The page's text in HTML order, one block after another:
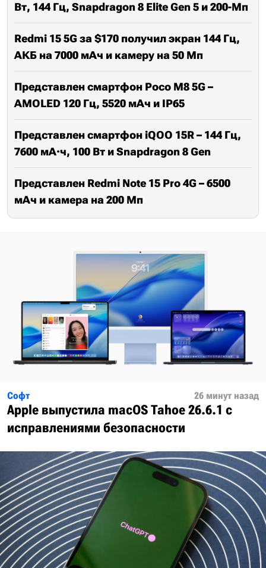
Вт, 144 Гц, Snapdragon 8 Elite Gen 5 и 200-Мп
Redmi 15 5G за $170 получил экран 144 Гц,
АКБ на 7000 мАч и камеру на 50 Мп
Представлен смартфон Poco M8 5G –
AMOLED 120 Гц, 5520 мАч и IP65
Представлен смартфон iQOO 15R – 144 Гц,
7600 мА·ч, 100 Вт и Snapdragon 8 Gen
Представлен Redmi Note 15 Pro 4G – 6500
мАч и камера на 200 Мп
Софт 26 минут назад
Apple выпустила macOS Tahoe 26.6.1 с
исправлениями безопасности